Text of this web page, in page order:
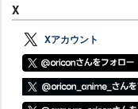
X
Xアカウント